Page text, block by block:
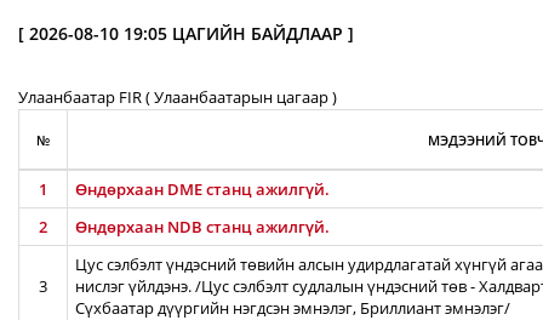
[ 2026-08-10 19:05 ЦАГИЙН БАЙДЛААР ]
Улаанбаатар FIR ( Улаанбаатарын цагаар )
№ МЭДЭЭНИЙ
1
Өндөрхаан DME станц ажилгүй.
2
Өндөрхаан NDB станц ажилгүй.
3
Цус сэлбэлт үндэсний төвийн алсын удирдлагатай хүнгүй
нислэг үйлдэнэ. /Цус сэлбэлт судлалын үндэсний төв -
Сүхбаатар дүүргийн нэгдсэн эмнэлэг, Бриллиант эмнэлэг/